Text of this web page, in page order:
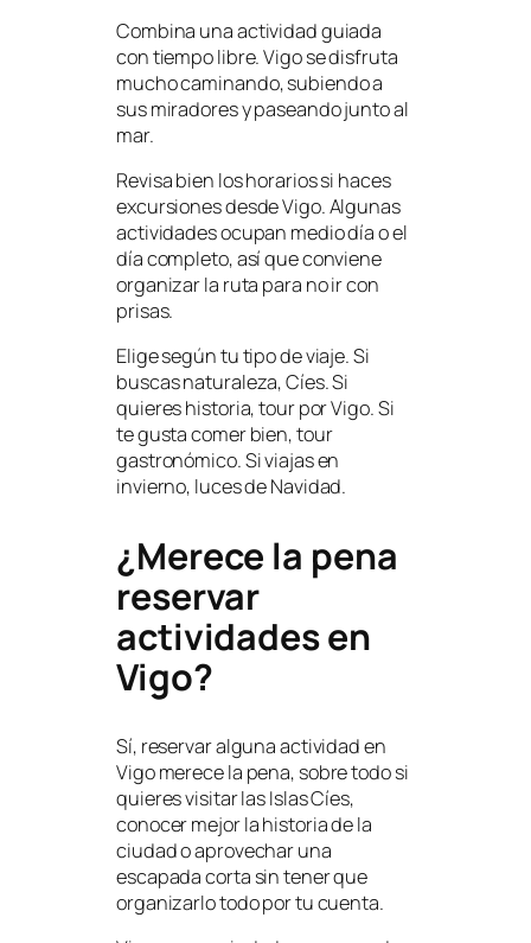
Combina una actividad guiada
con tiempo libre. Vigo se disfruta
mucho caminando, subiendo a
sus miradores y paseando junto al
mar.
Revisa bien los horarios si haces
excursiones desde Vigo. Algunas
actividades ocupan medio día o el
día completo, así que conviene
organizar la ruta para no ir con
prisas.
Elige según tu tipo de viaje. Si
buscas naturaleza, Cíes. Si
quieres historia, tour por Vigo. Si
te gusta comer bien, tour
gastronómico. Si viajas en
invierno, luces de Navidad.
¿Merece la pena
reservar
actividades en
Vigo?
Sí, reservar alguna actividad en
Vigo merece la pena, sobre todo si
quieres visitar las Islas Cíes,
conocer mejor la historia de la
ciudad o aprovechar una
escapada corta sin tener que
organizarlo todo por tu cuenta.